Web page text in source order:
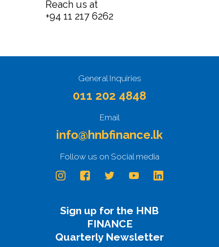
Reach us at
+94 11 217 6262
General Inquiries
011 202 4848
Email
info@hnbfinance.lk
Follow us on Social media
Sign up for the HNB
FINANCE
Quarterly Newsletter